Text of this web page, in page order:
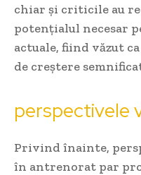
chiar și criticile au
potențialul necesar
actuale, fiind văzut
de creștere
perspectivele
Privind înainte,
în antrenorat par